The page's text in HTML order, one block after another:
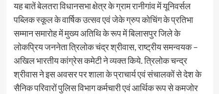
यह बातें बेलतरा विधानसभा क्षेत्र के ग्राम रानीगांव में यूनिवर्सल
पब्लिक स्कूल के वार्षिक उत्सव एवं जेके ग्रुप कोचिंग के प्रतिभा
सम्मान समारोह में मुख्य अतिथि के रूप में बिलासपुर जिले के
लोकप्रिय जननेता त्रिलोक चंद्र श्रीवास, राष्ट्रीय समन्वयक –
अखिल भारतीय कांग्रेस कमेटी ने व्यक्त किये. त्रिलोक चन्द्र
श्रीवास ने इस अवसर पर शाला के प्राचार्य एवं संचालकों से देश के
सैनिक परिवारों पुलिस विभाग कर्मचारी एवं आर्थिक रूप से कमजोर